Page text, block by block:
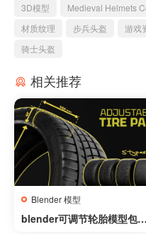
3D模型 Medieval Helmets
材质纹理
步兵头盔 游戏
骑士头盔
相关推荐
Blender 模型
blender可调节轮胎模型包 –